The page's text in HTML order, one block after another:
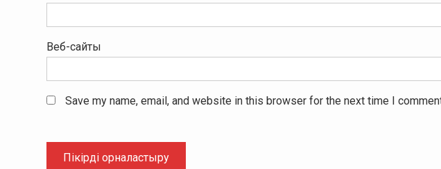
Веб-сайты
Save my name, email, and website in this browser for the next time I